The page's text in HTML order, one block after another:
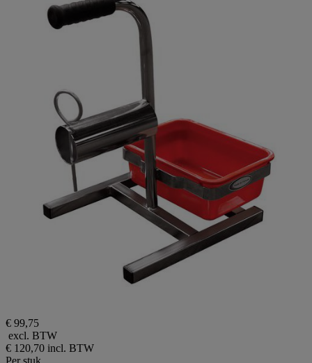
€ 99,75
excl. BTW
€ 120,70 incl. BTW
Per stuk